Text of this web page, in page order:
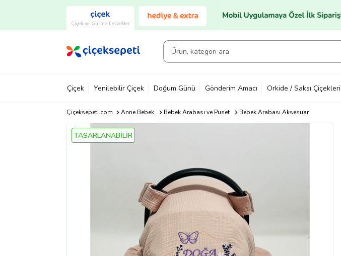
Çiçek ve Gurme Lezzetler
Çiçek Yenilebilir Çiçek Doğum Günü Gönderim Amacı Orkide / Saksı Çiçekleri
Çiçeksepeti.com Anne Bebek Bebek Arabası ve Puset Bebek Arabası Aksesuar
TASARLANABİLİR